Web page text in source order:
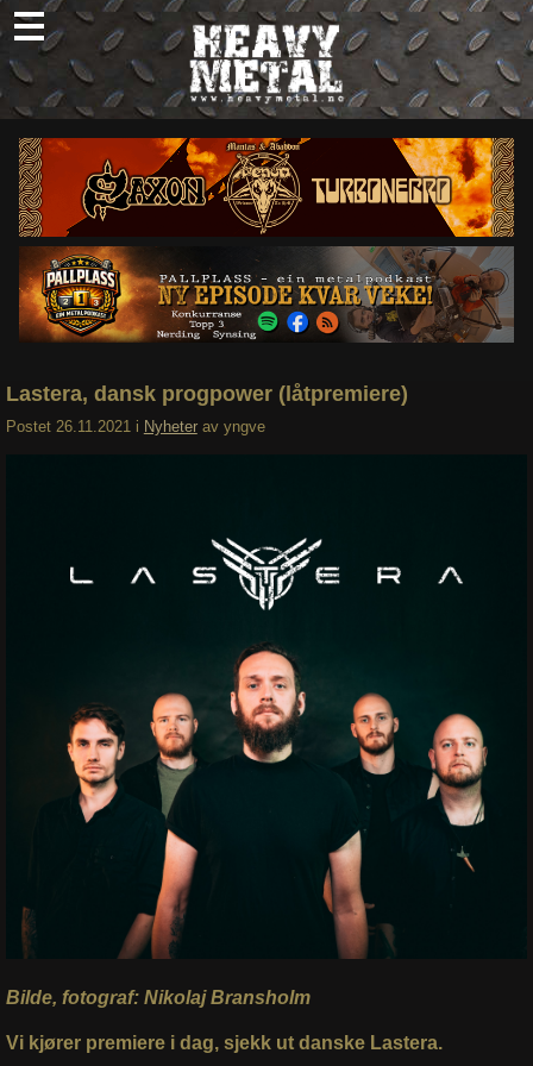
Skip
to
content
Nyheter
Omtaler
Intervjuer
Om oss
Abonner
Søk
Lastera, dansk progpower (låtpremiere)
Postet 26.11.2021 i Nyheter av yngve
Bilde, fotograf: Nikolaj Bransholm
Vi kjører premiere i dag, sjekk ut danske Lastera.